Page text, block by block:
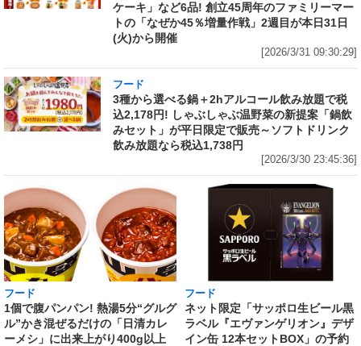
ケーキ」など6品! 創立45周年のファミリーマー
トの「なぜか45％増量作戦」2週目が本日31日
(火)から開催
[2026/3/31 09:30:29]
フード
3種から選べる鍋＋2hアルコール飲み放題で税
込2,178円! しゃぶしゃぶ温野菜の新提案「鍋飲
みセット」が平日限定で販売～ソフトドリンク
飲み放題なら税込1,738円
[2026/3/30 23:45:36]
フード
1個で腹パンパン! 熱湯5分“グルグ
ル”かき混ぜるだけの「日清カレ
ーメシ」に出来上がり400g以上
フード
ネット限定「サッポロ生ビール黒
ラベル『エヴァンゲリオン』デザ
イン缶 12本セットBOX」の予約